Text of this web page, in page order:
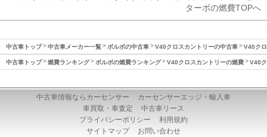
ターボの燃費TOPへ
中古車トップ 中古車メーカー一覧 ボルボの中古車 V40クロスカントリーの中古車 V40ク
中古車トップ 燃費ランキング ボルボの燃費ランキング V40クロスカントリーの燃費 V40
中古車情報ならカーセンサー
カーセンサーエッジ・輸入車
車買取・車査定
中古車リース
プライバシーポリシー
利用規約
サイトマップ
お問い合わせ